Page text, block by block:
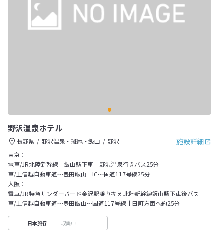
野沢温泉ホテル
施設詳細
長野県 野沢温泉・斑尾・飯山
野沢
東京：
電車/JR北陸新幹線 飯山駅下車 野沢温泉行きバス25分
車/上信越自動車道～豊田飯山 IC～国道117号線25分
大阪：
電車/JR特急サンダーバード金沢駅乗り換え北陸新幹線飯山駅下車後バス
車/上信越自動車道～豊田飯山～国道117号線十日町方面へ約25分
日本旅行 収集中